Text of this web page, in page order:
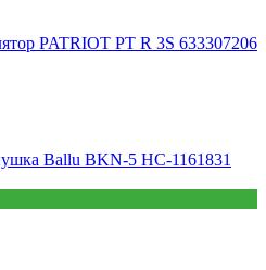
PATRIOT PT R 3S 633307206